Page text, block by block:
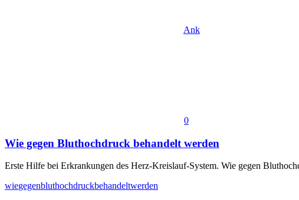
Ank
0
Wie gegen Bluthochdruck behandelt werden
Erste Hilfe bei Erkrankungen des Herz-Kreislauf-System. Wie gegen
wiegegenbluthochdruckbehandeltwerden